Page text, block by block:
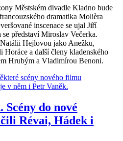
Městském divadle Kladno bude
dramatika Molièra
inscenace se ujal Jiří
představí Miroslav Večerka.
Hejlovou jako Anežku,
Horáce a další členy kladenského
Hrubým a Vladimírou Benoni.
do nové
Révai, Hádek i